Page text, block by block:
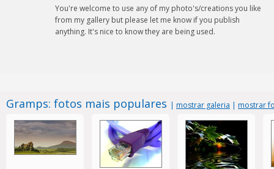
You're welcome to use any of my photo's/creations you like
from my gallery but please let me know if you publish
anything. It's nice to know they are being used.
Gramps: fotos mais populares | mostrar galeria | mostrar